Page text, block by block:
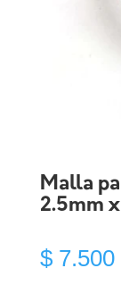
Malla
2.5mm
$7.500